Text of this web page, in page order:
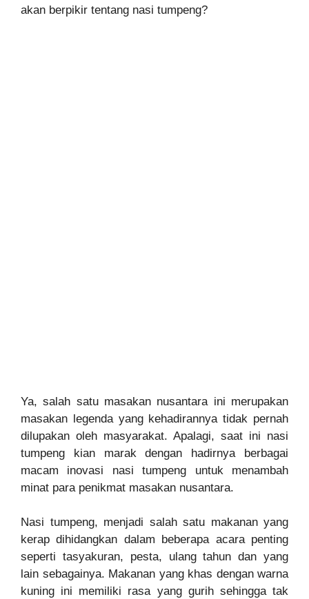
akan berpikir tentang nasi tumpeng?
Ya, salah satu masakan nusantara ini merupakan
masakan legenda yang kehadirannya tidak pernah
dilupakan oleh masyarakat. Apalagi, saat ini nasi
tumpeng kian marak dengan hadirnya berbagai
macam inovasi nasi tumpeng untuk menambah
minat para penikmat masakan nusantara.
Nasi tumpeng, menjadi salah satu makanan yang
kerap dihidangkan dalam beberapa acara penting
seperti tasyakuran, pesta, ulang tahun dan yang
lain sebagainya. Makanan yang khas dengan warna
kuning ini memiliki rasa yang gurih sehingga tak